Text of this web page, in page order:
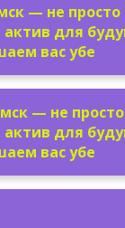
— не просто
актив для
вас убе
— не просто
актив для
вас убе